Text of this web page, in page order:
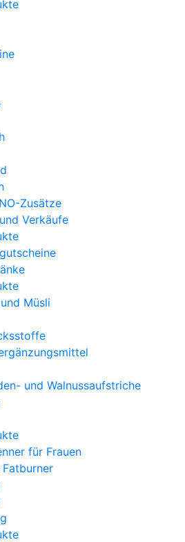
Zusätze
Verkäufe
Müsli
und Walnussaufstriche
für Frauen